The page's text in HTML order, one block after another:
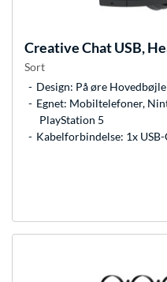
CreativeChat USB,
Sort
Design: På øre Hovedbøjle
Egnet: Mobiltelefoner,
PlayStation 5
Kabelforbindelse: 1x USB-